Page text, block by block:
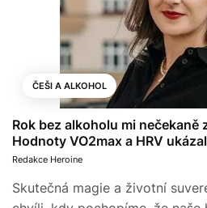
ČEŠI A ALKOHOL
Rok bez alkoholu mi nečekaně
Hodnoty VO2max a HRV
Redakce Heroine
Skutečná magie a životní